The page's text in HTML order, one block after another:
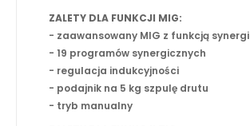
ZALETY DLA FUNKCJI MIG:
- zaawansowany MIG z funkcją
- 19 programów synergicznych
- regulacja indukcyjności
- podajnik na 5 kg szpulę drutu
- tryb manualny